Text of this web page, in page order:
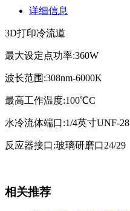
详细信息
3D打印冷流道
最大设定点功率:360W
波长范围:308nm-6000K
最高工作温度:100℃C
水冷流体端口:1/4英寸UNF-28
反应器接口:玻璃研磨口24/29
相关推荐